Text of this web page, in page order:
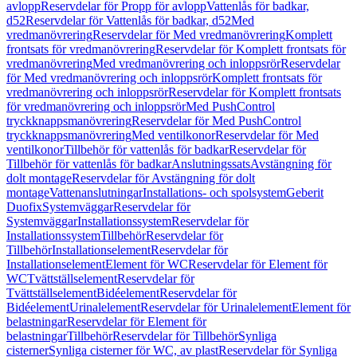
avloppReservdelar för Propp för avloppVattenlås för badkar,
d52Reservdelar för Vattenlås för badkar, d52Med
vredmanövreringReservdelar för Med vredmanövreringKomplett
frontsats för vredmanövreringReservdelar för Komplett frontsats för
vredmanövreringMed vredmanövrering och inloppsrörReservdelar
för Med vredmanövrering och inloppsrörKomplett frontsats för
vredmanövrering och inloppsrörReservdelar för Komplett frontsats
för vredmanövrering och inloppsrörMed PushControl
tryckknappsmanövreringReservdelar för Med PushControl
tryckknappsmanövreringMed ventilkonorReservdelar för Med
ventilkonorTillbehör för vattenlås för badkarReservdelar för
Tillbehör för vattenlås för badkarAnslutningssatsAvstängning för
dolt montageReservdelar för Avstängning för dolt
montageVattenanslutningarInstallations- och spolsystemGeberit
DuofixSystemväggarReservdelar för
SystemväggarInstallationssystemReservdelar för
InstallationssystemTillbehörReservdelar för
TillbehörInstallationselementReservdelar för
InstallationselementElement för WCReservdelar för Element för
WCTvättställselementReservdelar för
TvättställselementBidéelementReservdelar för
BidéelementUrinalelementReservdelar för UrinalelementElement för
belastningarReservdelar för Element för
belastningarTillbehörReservdelar för TillbehörSynliga
cisternerSynliga cisterner för WC, av plastReservdelar för Synliga